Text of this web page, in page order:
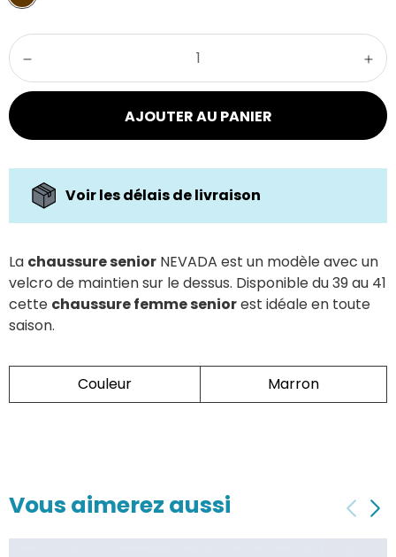
AJOUTER AU PANIER
Voir les délais de livraison
La chaussure senior NEVADA est un modèle avec un
velcro de maintien sur le dessus. Disponible du 39 au 41
cette chaussure femme seniorest idéale en toute
saison.
Couleur Marron
Vous aimerez aussi